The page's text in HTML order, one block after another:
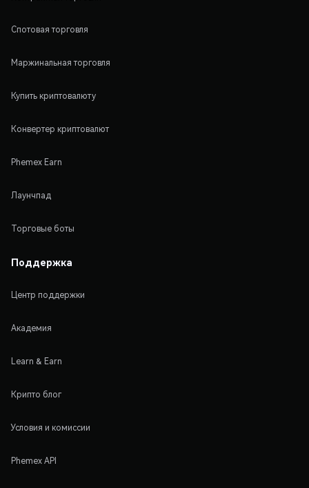
Спотовая торговля
Маржинальная торговля
Купить криптовалюту
Конвертер криптовалют
Phemex Earn
Лаунчпад
Торговые боты
Поддержка
Центр поддержки
Академия
Learn & Earn
Крипто блог
Условия и комиссии
Phemex API